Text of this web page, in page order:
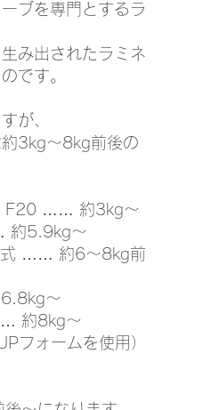
ブを専門とするラ
み出されたラミネ
です。
が、
3kg〜8kg前後の
F20 …… 約3kg〜
約5.9kg〜
式 …… 約6〜8kg前
〜
約8kg〜
フォームを使用）